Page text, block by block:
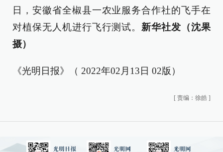
日，安徽省全椒县一农业服务合作社的飞手在
对植保无人机进行飞行测试。 新华社发（沈果
摄）
《光明日报》（ 2022年02月13日 02版）
[ 责编：徐皓 ]